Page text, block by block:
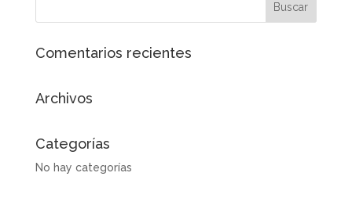
Comentarios recientes
Archivos
Categorías
No hay categorías